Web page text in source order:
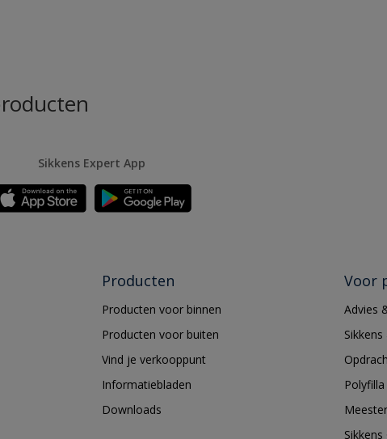
Sikkens Expert App
Producten
Producten voor binnen
Producten voor buiten
Vind je verkooppunt
Informatiebladen
Downloads
Voor
Advies